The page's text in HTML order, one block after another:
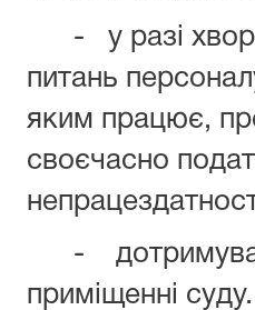
- у разі
питань
яким працює,
своєчасно
-
приміщенні суду.